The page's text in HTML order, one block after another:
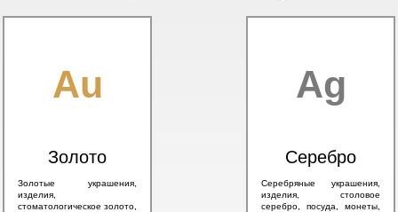
Au
Золото
Золотые украшения,
изделия,
стоматологическое золото,
Ag
Серебро
Серебряные украшения,
изделия, столовое
серебро, посуда, монеты,